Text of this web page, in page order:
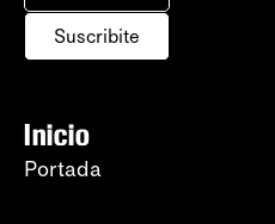
Suscribite
Inicio
Portada